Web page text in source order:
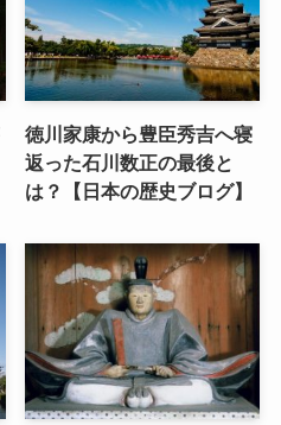
徳川家康から豊臣秀吉へ寝
返った石川数正の最後と
は？【日本の歴史ブログ】